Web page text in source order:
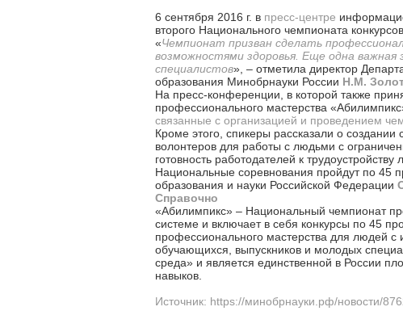
6 сентября 2016 г. в пресс-центре
второго Национального чемпионата
«Чемпионат призван сделать
возможностями здоровья. Еще одна важная
специалистов», – отметила директор
образования Минобрнауки России Н.М.
На пресс-конференции, в которой также
профессионального мастерства
связанные с организацией и проведением
Кроме этого, спикеры рассказали о
волонтеров для работы с людьми с
готовность работодателей к
Национальные соревнования пройдут по 45
образования и науки Российской Федерации
Справочно
«Абилимпикс» – Национальный чемпионат
системе и включает в себя конкурсы по 45
профессионального мастерства для людей
обучающихся, выпускников и молодых
среда» и является единственной в России
навыков.
Источник: https://минобрнауки.рф/новости/